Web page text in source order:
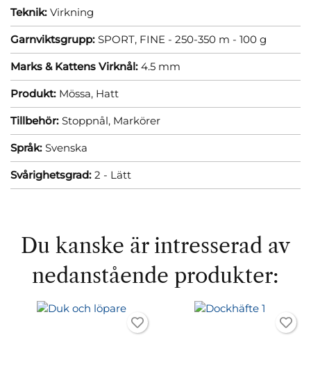
Teknik: Virkning
Garnviktsgrupp: SPORT, FINE - 250-350 m - 100 g
Marks & Kattens Virknål: 4.5 mm
Produkt: Mössa, Hatt
Tillbehör: Stoppnål, Markörer
Språk: Svenska
Svårighetsgrad: 2 - Lätt
Du kanske är intresserad av
nedanstående produkter: